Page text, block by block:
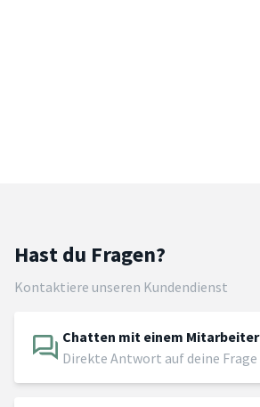
Hast du Fragen?
Kontaktiere unseren Kundendienst
Chatten mit einem Mitarbeiter
Direkte Antwort auf deine Frage